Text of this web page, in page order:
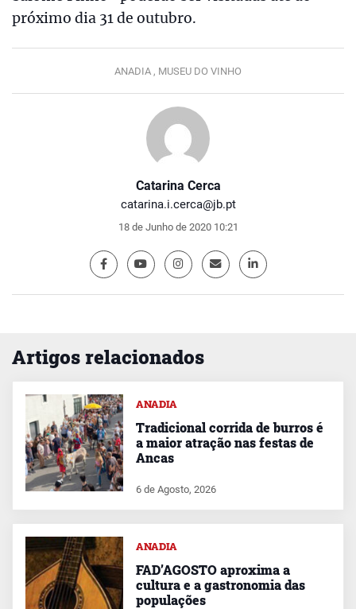
Catarina Cerca
catarina.i.cerca@jb.pt
18 de Junho de 2020 10:21
próximo dia 31 de outubro.
ANADIA , MUSEU DO VINHO
Artigos relacionados
ANADIA
Tradicional corrida de burros é
a maior atração nas festas de
Ancas
6 de Agosto, 2026
ANADIA
FAD’AGOSTO aproxima a
cultura e a gastronomia das
populações